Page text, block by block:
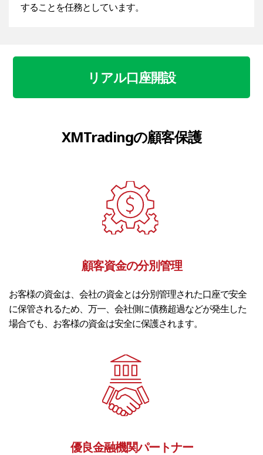
することを任務としています。
リアル口座開設
XMTradingの顧客保護
顧客資金の分別管理
お客様の資金は、会社の資金とは分別管理された口座で安全
に保管されるため、万一、会社側に債務超過などが発生した
場合でも、お客様の資金は安全に保護されます。
優良金融機関パートナー